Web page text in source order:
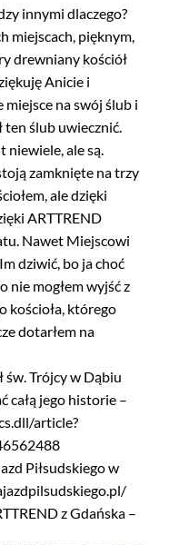
innymi dlaczego?
miejscach, pięknym,
drewniany kościół
Anicie i
na swój ślub i
ten ślub uwiecznić.
niewiele, ale są.
zamknięte na trzy
ale dzięki
ARTTREND
Nawet Miejscowi
dziwić, bo ja choć
nie mogłem wyjść z
kościoła, którego
dotarłem na
św. Trójcy w Dąbiu
całą jego historie –
article?
Piłsudskiego w
z Gdańska –